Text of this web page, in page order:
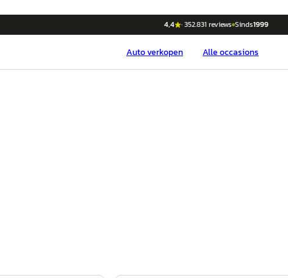
4,4 ·352.831 reviews Sinds1999
Autoverkopen Alle occasions